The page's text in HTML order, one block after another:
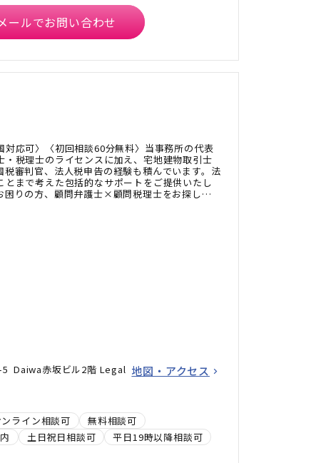
ールでお問い合わせ
対応可〉〈初回相談60分無料〉当事務所の代表
・税理士のライセンスに加え、宅地建物取引士
税審判官、法人税申告の経験も積んでいます。法
とまで考えた包括的なサポートをご提供いたし
困りの方、顧問弁護士×顧問税理士をお探しの
い。
5 Daiwa赤坂ビル2階 Legal 地図・アクセス
ンライン相談可
無料相談可
土日祝日相談可 平日19時以降相談可